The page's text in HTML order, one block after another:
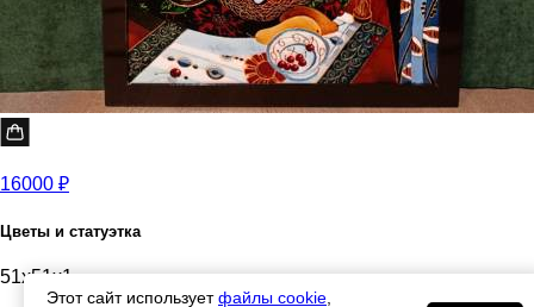
16000 ₽
Цветы и статуэтка
51x51x1
Этот сайт используетфайлы cookie